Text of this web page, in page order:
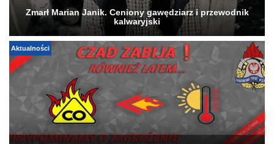
Zmarł Marian Janik. Ceniony gawędziarz i przewodnik
kalwaryjski
Aktualności